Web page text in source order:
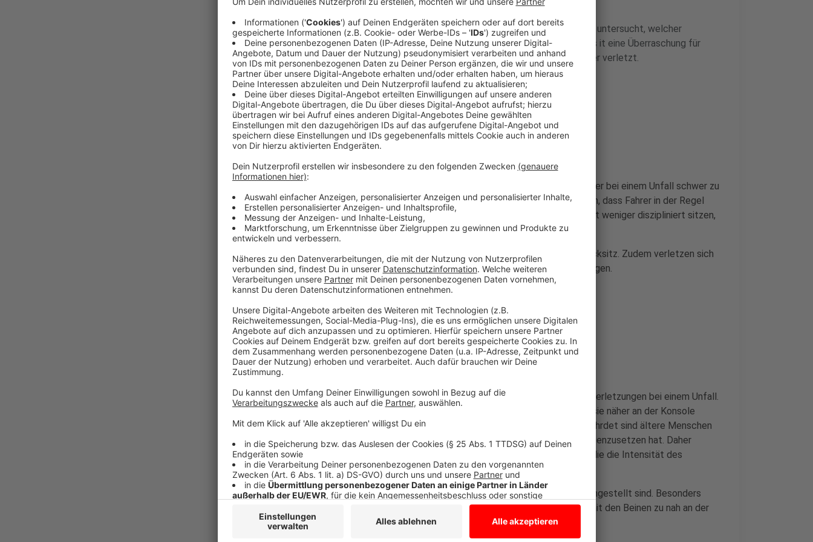
Die Unfallforscher der Versicherer haben in einer aktuellen Studie untersucht, welcher
Sitzplatz im Auto bei einem Unfall am sichersten ist. Das Ergebnis it eine Überraschung für
viele: Es ist nicht der Fahrer, der sich bei einem Unfall oft schwerer verletzt.
Anzeige
Beifahrer tragen höheres Risiko
Anzeige
Laut Unfallforscherin Kirstin Zeidler ist das Risiko, sich als Beifahrer bei einem Unfall schwer zu
verletzen, knapp 50 Prozent höher als beim Fahrer. Das liegt daran, dass Fahrer in der Regel
aufrecht sitzen und der Gurt straff verläuft, während Beifahrer oft weniger diszipliniert sitzen,
die Füße hochlegen und der Gurt nicht richtig anliegt.
Ein ähnliches höheres Risiko haben auch die Insassen auf dem Rücksitz. Zudem verletzen sich
Fahrer kleinerer Autos meist schwerer als die in größeren Fahrzeugen.
Anzeige
Unterschiede zwischen Männern und Frauen
Anzeige
Auch bei Männern und Frauen gibt es Unterschiede in Bezug auf Verletzungen bei einem Unfall.
Frauen auf dem Fahrersitz verletzen sich oft an den Beinen, weil sie näher an der Konsole
sitzen. Bei Männern ist es häufiger der Brustkorb. Besonders gefährdet sind ältere Menschen
über 50, da ihr Körper den starken Aufprallkräften weniger entgegenzusetzen hat. Daher
fordern die Versicherer bessere und intelligentere Gurtsysteme, die die Intensität des
Aufpralls erkennen und entsprechend reagieren.
Normale Gurtsysteme retten ebenfalls Leben, wenn sie richtig eingestellt sind. Besonders
kleinere Menschen sollten beim Autokauf darauf achten, ob sie mit den Beinen zu nah an der
Instrumententafel sitzen.